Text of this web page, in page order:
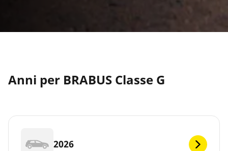
Anni per BRABUS Classe G
2026